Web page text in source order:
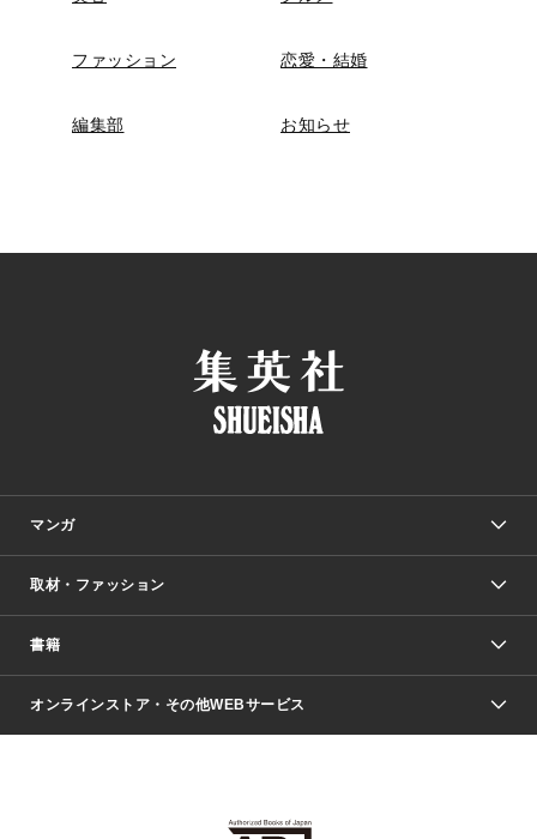
ファッション 恋愛・結婚
編集部 お知らせ
マンガ
少年マンガ
Vジャンプ
週刊ヤングジャンプ
少女マンガ
取材・ファッション
Seventeen
芸能・情報・スポーツ
書籍
文芸・文庫・総合
オンラインストア・その他WEBサービス